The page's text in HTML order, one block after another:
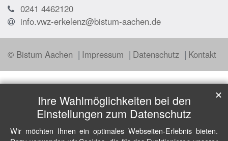
0241 4462120
info.vwz-erkelenz@bistum-aachen.de
© Bistum Aachen Impressum Datenschutz Kontakt
Ihre Wahlmöglichkeiten bei den
Einstellungen zum Datenschutz
Wir möchten Ihnen ein optimales Webseiten-Erlebnis bieten.
✕